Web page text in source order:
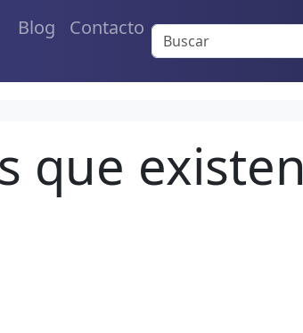
Blog Contacto
que existen